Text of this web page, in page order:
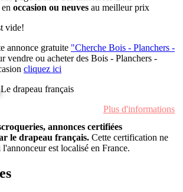
en occasion ou neuves au meilleur prix
vide!
annonce gratuite "Cherche Bois - Planchers -
vendre ou acheter des Bois - Planchers -
cliquez ici
drapeau français
Plus d'informations
annonces certifiées
le drapeau français. Cette certification ne
l'annonceur est localisé en France.